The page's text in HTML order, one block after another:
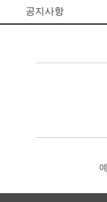
공지사항